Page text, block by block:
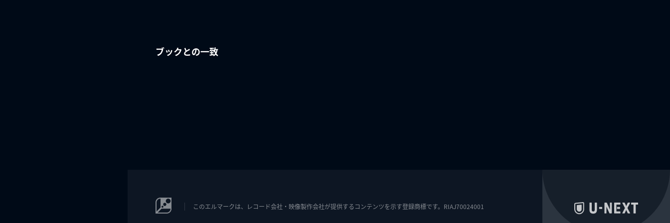
ブックとの一致
このエルマークは、レコード会社・映像製作会社が提供するコンテンツを示す登録商標です。RIAJ70024001